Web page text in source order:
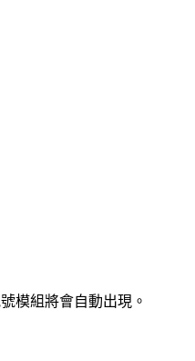
模組將會自動出現。